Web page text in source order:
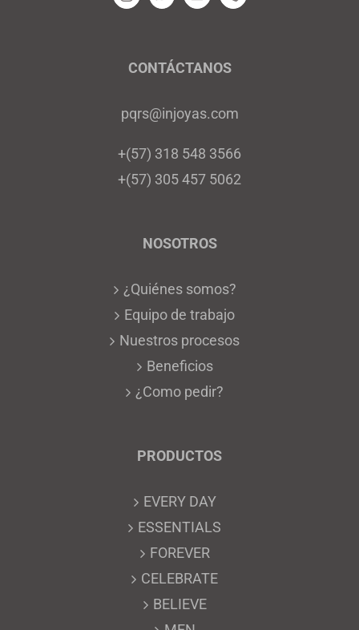
CONTÁCTANOS
pqrs@injoyas.com
+(57) 318 548 3566
+(57) 305 457 5062
NOSOTROS
¿Quiénes somos?
Equipo de trabajo
Nuestros procesos
Beneficios
¿Como pedir?
PRODUCTOS
EVERY DAY
ESSENTIALS
FOREVER
CELEBRATE
BELIEVE